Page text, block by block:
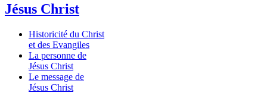
Jésus Christ
Historicité du Christ
et des Evangiles
La personne de
Jésus Christ
Le message de
Jésus Christ